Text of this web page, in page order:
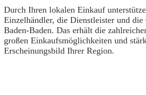
Durch Ihren lokalen Einkauf
Einzelhändler, die Dienstleister und die
Baden-Baden. Das erhält die
großen Einkaufsmöglichkeiten und
Erscheinungsbild Ihrer Region.